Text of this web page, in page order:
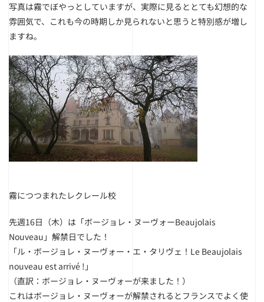
写真は霧でぼやっとしていますが、実際に見るととても幻想的な
雰囲気で、これも今の時期しか見られないと思うと特別感が増し
ますね。
霧につつまれたレクレール校
先週16日（木）は「ボージョレ・ヌーヴォーBeaujolais
Nouveau」解禁日でした！
「ル・ボージョレ・ヌーヴォー・エ・タリヴェ！Le Beaujolais
nouveau est arrivé !」
（直訳：ボージョレ・ヌーヴォーが来ました！）
これはボージョレ・ヌーヴォーが解禁されるとフランスでよく使